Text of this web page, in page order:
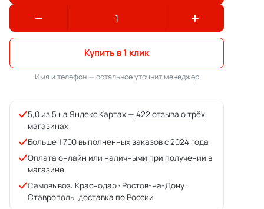
Купить в 1 клик
Имя и телефон — остальное уточнит менеджер
5,0 из 5 на Яндекс.Картах — 422 отзыва о трёх
магазинах
Больше 1 700 выполненных заказов с 2024 года
Оплата онлайн или наличными при получении в
магазине
Самовывоз: Краснодар · Ростов-на-Дону ·
Ставрополь, доставка по России